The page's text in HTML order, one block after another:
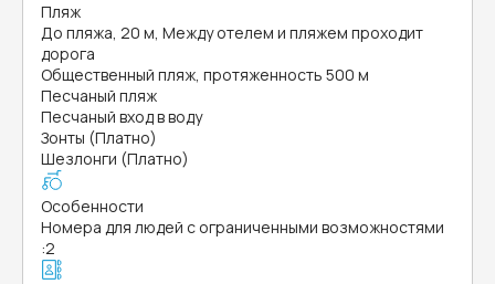
Пляж
До пляжа, 20 м, Между отелем и пляжем проходит
дорога
Общественный пляж, протяженность 500 м
Песчаный пляж
Песчаный вход в воду
Зонты (Платно)
Шезлонги (Платно)
Особенности
Номера для людей с ограниченными возможностями
:2